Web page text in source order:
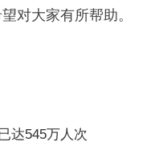
对大家有所帮助。
达545万人次